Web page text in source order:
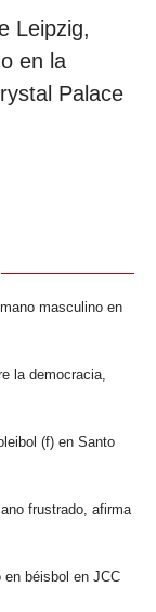
Leipzig,
en la
Palace
masculino en
la democracia,
(f) en Santo
frustrado, afirma
en béisbol en JCC